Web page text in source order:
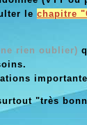
le chapitre
rien oublier)
"très